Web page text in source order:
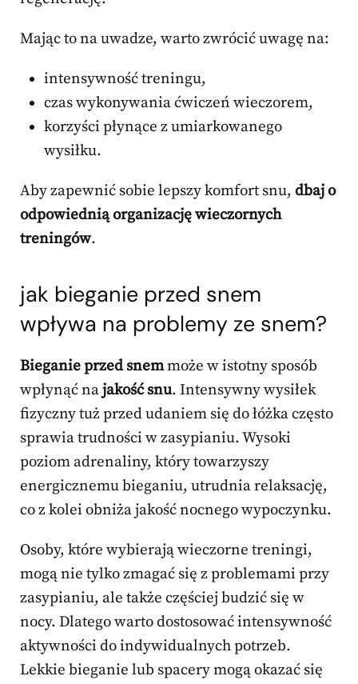
Mając to na uwadze, warto zwrócić uwagę na:
intensywność treningu,
czas wykonywania ćwiczeń wieczorem,
korzyści płynące z umiarkowanego
wysiłku.
Aby zapewnić sobie lepszy komfort snu, dbaj o
odpowiednią organizację wieczornych
treningów.
jak bieganie przed snem
wpływa na problemy ze snem?
Bieganie przed snemmoże w istotny sposób
wpłynąć najakość snu. Intensywny wysiłek
fizyczny tuż przed udaniem się do łóżka często
sprawia trudności w zasypianiu. Wysoki
poziom adrenaliny, który towarzyszy
energicznemu bieganiu, utrudnia relaksację,
co z kolei obniża jakość nocnego wypoczynku.
Osoby, które wybierają wieczorne treningi,
mogą nie tylko zmagać się z problemami przy
zasypianiu, ale także częściej budzić się w
nocy. Dlatego warto dostosować intensywność
aktywności do indywidualnych potrzeb.
Lekkie bieganie lub spacery mogą okazać się